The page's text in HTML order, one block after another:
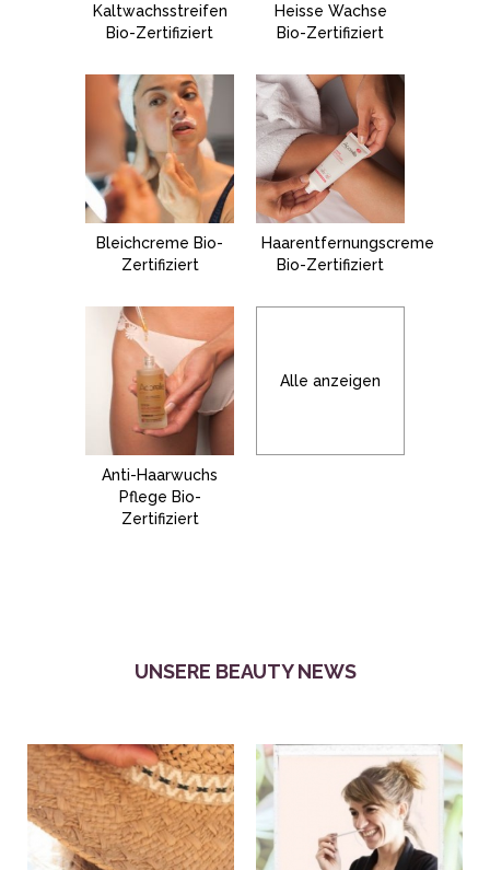
Kaltwachsstreifen
Bio-Zertifiziert
Heisse Wachse
Bio-Zertifiziert
Bleichcreme Bio-
Zertifiziert
Haarentfernungscreme
Bio-Zertifiziert
Anti-Haarwuchs
Pflege Bio-
Zertifiziert
Alle anzeigen
UNSERE BEAUTY NEWS